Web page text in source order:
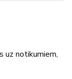
uz notikumiem,